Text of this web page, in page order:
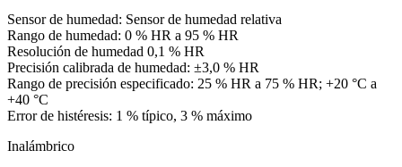
Sensor de humedad: Sensor de humedad relativa
Rango de humedad: 0 % HR a 95 % HR
Resolución de humedad 0,1 % HR
Precisión calibrada de humedad: ±3,0 % HR
Rango de precisión especificado: 25 % HR a 75 % HR; +20 °C a
+40 °C
Error de histéresis: 1 % típico, 3 % máximo
Inalámbrico